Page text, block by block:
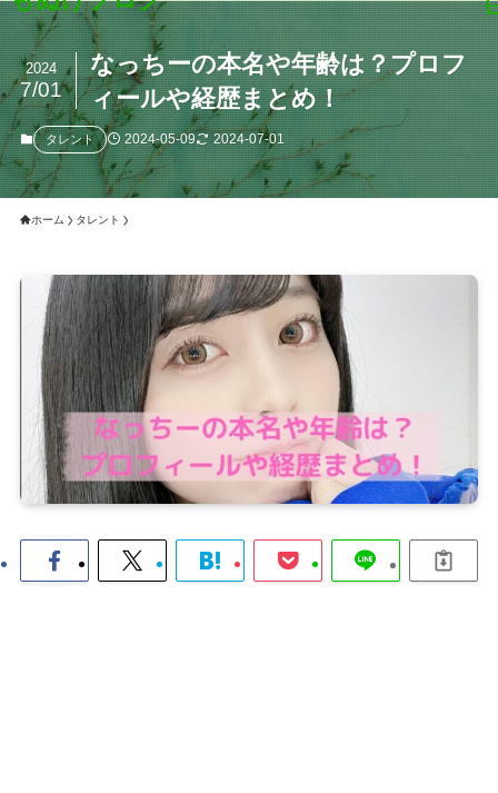
なっちーの本名や年齢は？プロフ
ィールや経歴まとめ！
2024
7/01
タレント 2024-05-09 2024-07-01
ホーム タレント